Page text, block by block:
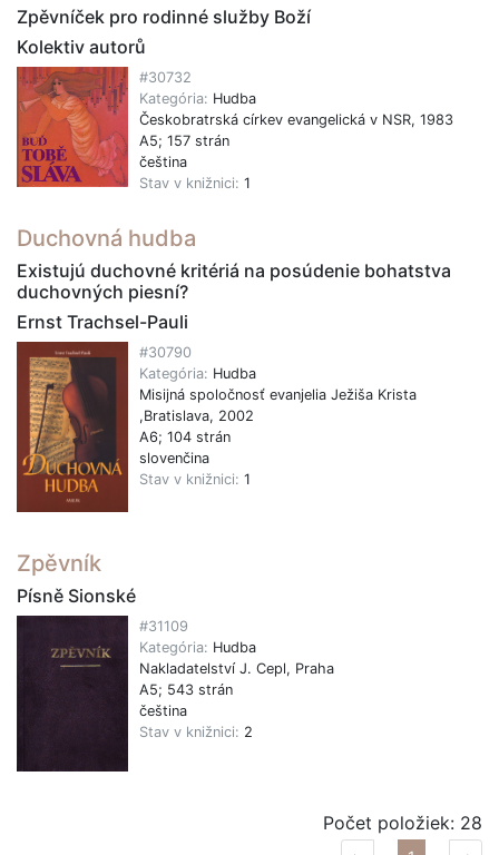
Zpěvníček pro rodinné služby Boží
Kolektiv autorů
#30732
Kategória: Hudba
Českobratrská církev evangelická v NSR, 1983
A5; 157 strán
čeština
Stav v knižnici: 1
Duchovná hudba
Existujú duchovné kritériá na posúdenie bohatstva
duchovných piesní?
Ernst Trachsel-Pauli
#30790
Kategória: Hudba
Misijná spoločnosť evanjelia Ježiša Krista
,Bratislava, 2002
A6; 104 strán
slovenčina
Stav v knižnici: 1
Zpěvník
Písně Sionské
#31109
Kategória: Hudba
Nakladatelství J. Cepl, Praha
A5; 543 strán
čeština
Stav v knižnici: 2
Počet položiek: 28